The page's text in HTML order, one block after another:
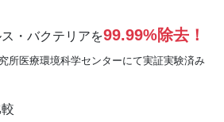
・バクテリアを99.99%除去！
所医療環境科学センターにて実証実験済み